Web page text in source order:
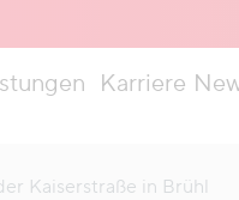
Karriere
Kaiserstraße in Brühl